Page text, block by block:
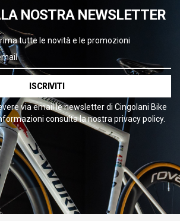
NOSTRA NEWSLETTER
tutte le novità e le promozioni
ISCRIVITI
via email le newsletter di Cingolani Bike
consulta la nostra privacy policy.